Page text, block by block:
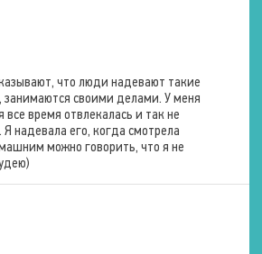
Расслабление
Тонизирующий
что люди надевают такие
занимаются своими делами. У меня
все время отвлекалась и так не
надевала его, когда смотрела
можно говорить, что я не